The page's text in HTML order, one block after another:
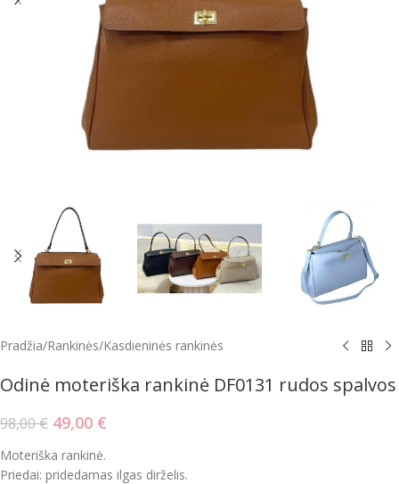
Pradžia/Rankinės/Kasdieninės rankinės
Odinė moteriška rankinė DF0131 rudos spalvos
98,00€ 49,00 €
Moteriška rankinė.
Priedai: pridedamas ilgas dirželis.